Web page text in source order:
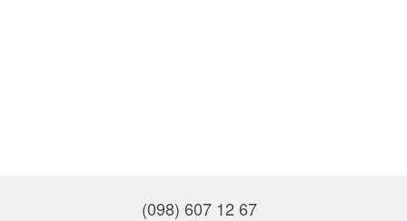
(098) 607 12 67